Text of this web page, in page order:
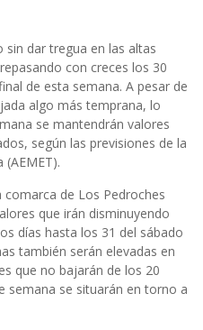
sin dar tregua en las altas
con creces los 30
de esta semana. A pesar de
algo más temprana, lo
se mantendrán valores
según las previsiones de la
de Los Pedroches
que irán disminuyendo
días hasta los 31 del sábado
también serán elevadas en
que no bajarán de los 20
semana se situarán en torno a